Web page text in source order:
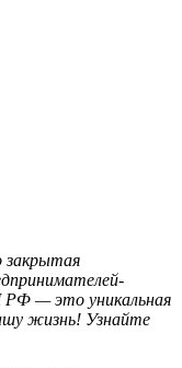
РФ — это уникальная
жизнь! Узнайте